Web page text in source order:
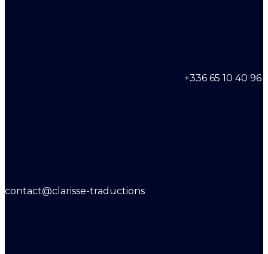
+336 65 10 40 96
contact@clarisse-traductions